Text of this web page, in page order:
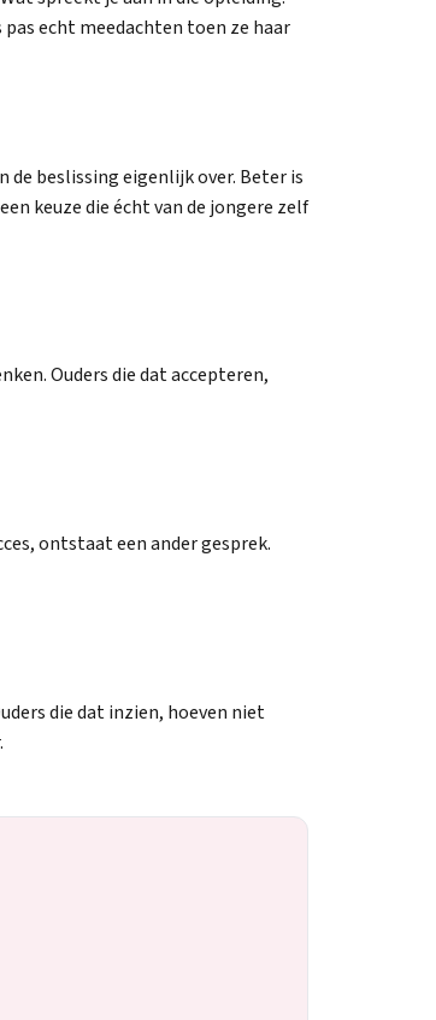
echt meedachten toen ze haar
beslissing eigenlijk over. Beter is
keuze die écht van de jongere zelf
Ouders die dat accepteren,
ontstaat een ander gesprek.
die dat inzien, hoeven niet